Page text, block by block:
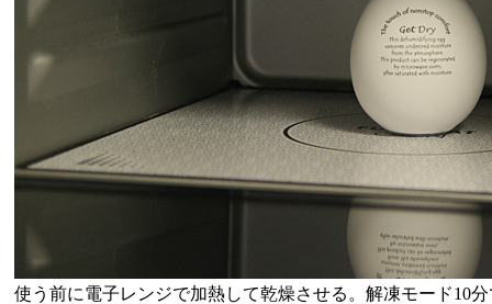
使う前に電子レンジで加熱して乾燥させる。解凍モード10